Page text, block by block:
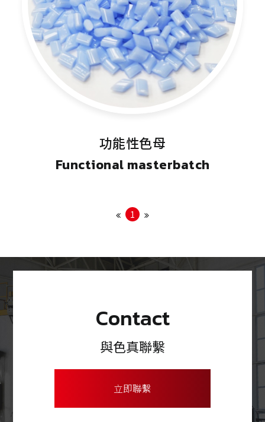
功能性色母
Functional masterbatch
1
Contact
與色真聯繫
立即聯繫